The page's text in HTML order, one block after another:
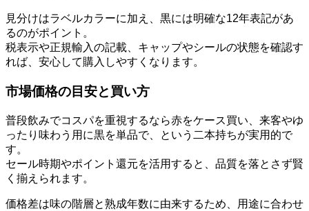
見分けはラベルカラーに加え、黒には明確な12年表記があ
るのがポイント。
税表示や正規輸入の記載、キャップやシールの状態を確認す
れば、安心して購入しやすくなります。
市場価格の目安と買い方
普段飲みでコスパを重視するなら赤をケース買い、来客やゆ
ったり味わう用に黒を単品で、という二本持ちが実用的で
す。
セール時期やポイント還元を活用すると、品質を落とさず賢
く揃えられます。
価格差は味の階層と熟成年数に由来するため、用途に合わせ